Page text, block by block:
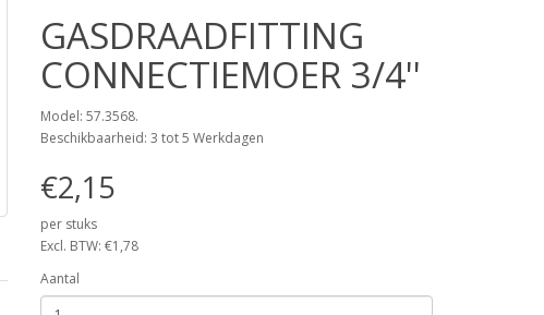
GASDRAADFITTING
CONNECTIEMOER 3/4''
Model: 57.3568.
Beschikbaarheid: 3 tot 5 Werkdagen
€2,15
per stuks
Excl. BTW: €1,78
Aantal